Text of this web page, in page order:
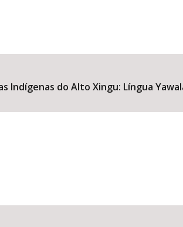
Indígenas do Alto Xingu: Língua